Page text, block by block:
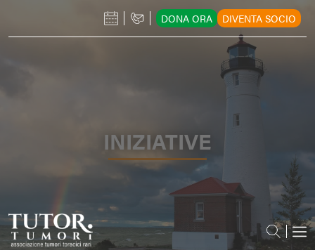
DONA ORA DIVENTA SOCIO
INIZIATIVE